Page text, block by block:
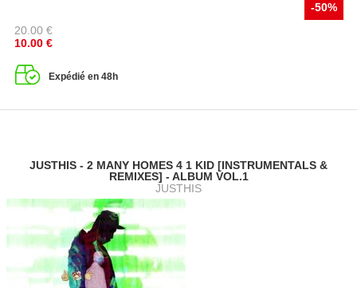
-50%
20.00 €
10.00 €
Expédié en 48h
JUSTHIS - 2 MANY HOMES 4 1 KID [INSTRUMENTALS &
REMIXES] - ALBUM VOL.1
JUSTHIS